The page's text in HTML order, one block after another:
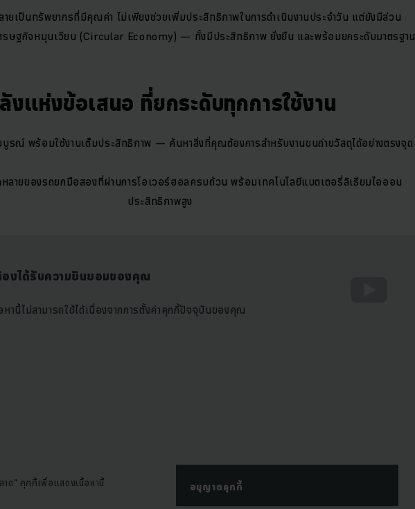
ยเป็นทรัพยากรที่มีคุณค่า ไม่เพียงช่วยเพิ่มประสิทธิภาพในการดำเนินงานประจำวัน แต่ยังมีส่วน
รษฐกิจหมุนเวียน (Circular Economy) — ทั้งมีประสิทธิภาพ ยั่งยืน และพร้อมยกระดับมาตรฐาน
งแห่งข้อเสนอ ที่ยกระดับทุกการใช้งาน
รณ์ พร้อมใช้งานเต็มประสิทธิภาพ — ค้นหาสิ่งที่คุณต้องการสำหรับงานขนถ่ายวัสดุได้อย่างตรงจุด
หลายของรถยกมือสองที่ผ่านการโอเวอร์ฮอลครบถ้วน พร้อมเทคโนโลยีแบตเตอรี่ลิเธียมไอออน
ประสิทธิภาพสูง
องได้รับความยินยอมของคุณ
หานี้ไม่สามารถใช้ได้เนื่องจากการตั้งค่าคุกกี้ปัจจุบันของคุณ
าด" คุกกี้เพื่อแสดงเนื้อหานี้ อนุญาตคุกกี้